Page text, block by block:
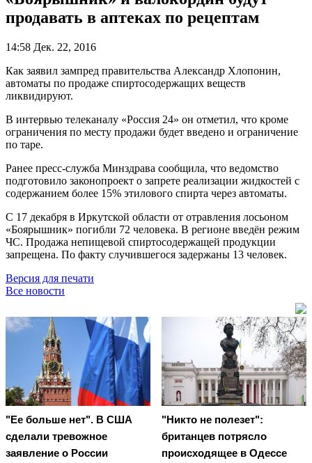
продавать в аптеках по рецептам
14:58 Дек. 22, 2016
Как заявил зампред правительства Александр Хлопонин,
автоматы по продаже спиртосодержащих веществ
ликвидируют.
В интервью телеканалу «Россия 24» он отметил, что кроме
ограничения по месту продажи будет введено и ограничение
по таре.
Ранее пресс-служба Минздрава сообщила, что ведомство
подготовило законопроект о запрете реализации жидкостей с
содержанием более 15% этилового спирта через автоматы.
С 17 декабря в Иркутской области от отравления лосьоном
«Боярышник» погибли 72 человека. В регионе введён режим
ЧС. Продажа непищевой спиртосодержащей продукции
запрещена. По факту случившегося задержаны 13 человек.
Версия для печати
Все новости
"Ее больше нет". В США
сделали тревожное
заявление о России
"Никто не полезет":
британцев потрясло
происходящее в Одессе